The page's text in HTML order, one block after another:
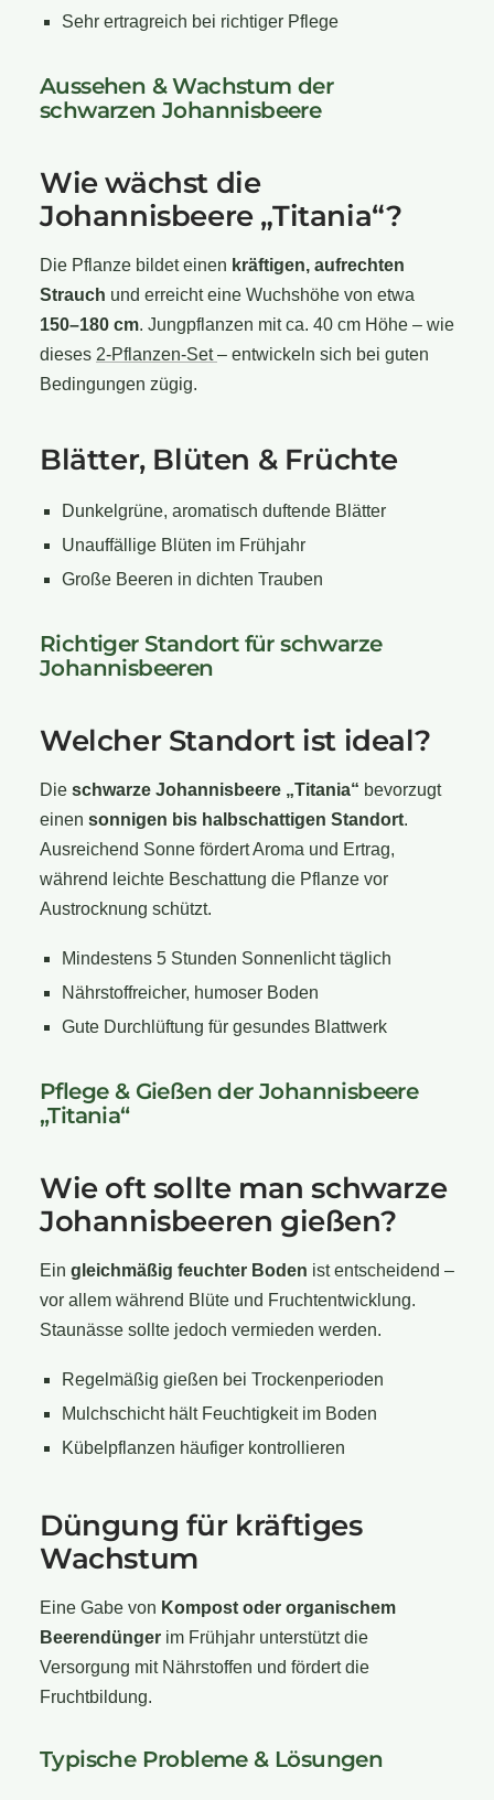
Sehr ertragreich bei richtiger Pflege
Aussehen & Wachstum der
schwarzen Johannisbeere
Wie wächst die
Johannisbeere „Titania“?
Die Pflanze bildet einen kräftigen, aufrechten
Strauch und erreicht eine Wuchshöhe von etwa
150–180 cm. Jungpflanzen mit ca. 40 cm Höhe – wie
dieses 2-Pflanzen-Set– entwickeln sich bei guten
Bedingungen zügig.
Blätter, Blüten & Früchte
Dunkelgrüne, aromatisch duftende Blätter
Unauffällige Blüten im Frühjahr
Große Beeren in dichten Trauben
Richtiger Standort für schwarze
Johannisbeeren
Welcher Standort ist ideal?
Die schwarze Johannisbeere „Titania“ bevorzugt
einen sonnigen bis halbschattigen Standort.
Ausreichend Sonne fördert Aroma und Ertrag,
während leichte Beschattung die Pflanze vor
Austrocknung schützt.
Mindestens 5 Stunden Sonnenlicht täglich
Nährstoffreicher, humoser Boden
Gute Durchlüftung für gesundes Blattwerk
Pflege & Gießen der Johannisbeere
„Titania“
Wie oft sollte man schwarze
Johannisbeeren gießen?
Ein gleichmäßig feuchter Boden ist entscheidend –
vor allem während Blüte und Fruchtentwicklung.
Staunässe sollte jedoch vermieden werden.
Regelmäßig gießen bei Trockenperioden
Mulchschicht hält Feuchtigkeit im Boden
Kübelpflanzen häufiger kontrollieren
Düngung für kräftiges
Wachstum
Eine Gabe von Kompost oder organischem
Beerendünger im Frühjahr unterstützt die
Versorgung mit Nährstoffen und fördert die
Fruchtbildung.
Typische Probleme & Lösungen